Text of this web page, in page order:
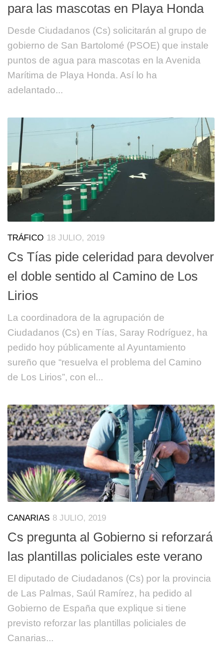
para las mascotas en Playa Honda
Desde Ciudadanos (Cs) solicitarán al grupo de
gobierno de San Bartolomé (PSOE) que instale
puntos de agua para mascotas en la Avenida
Marítima de Playa Honda. Así lo ha
adelantado...
TRÁFICO 18 JULIO, 2019
Cs Tías pide celeridad para devolver
el doble sentido al Camino de Los
Lirios
La coordinadora de la agrupación de
Ciudadanos (Cs) en Tías, Saray Rodríguez, ha
pedido hoy públicamente al Ayuntamiento
sureño que “resuelva el problema del Camino
de Los Lirios”, con el...
CANARIAS 8 JULIO, 2019
Cs pregunta al Gobierno si reforzará
las plantillas policiales este verano
El diputado de Ciudadanos (Cs) por la provincia
de Las Palmas, Saúl Ramírez, ha pedido al
Gobierno de España que explique si tiene
previsto reforzar las plantillas policiales de
Canarias...